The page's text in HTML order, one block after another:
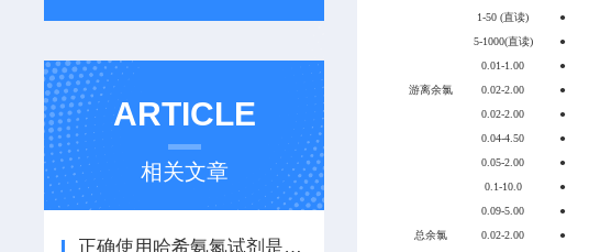
ARTICLE
相关文章
正确使用哈希氨氮试剂是确保数据可靠性的关键
1-50 (直读)
●
5-1000(直读)
●
0.01-1.00
●
游离余氯
0.02-2.00 ●
0.02-2.00
●
0.04-4.50
●
0.05-2.00
●
0.1-10.0
●
0.09-5.00
●
总余氯
0.02-2.00 ●